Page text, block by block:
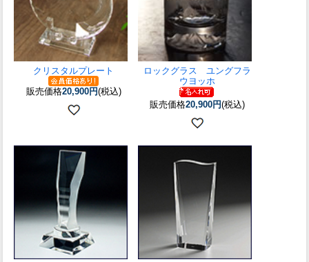
クリスタルプレート
販売価格20,900円(税込)
ロックグラス ユングフラ
ウヨッホ
販売価格20,900円(税込)